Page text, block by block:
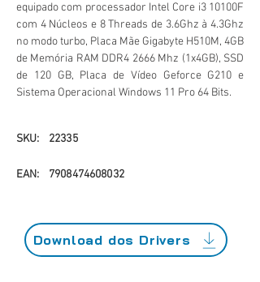
equipado com processador Intel Core i3 10100F
com 4 Núcleos e 8 Threads de 3.6Ghz à 4.3Ghz
no modo turbo, Placa Mãe Gigabyte H510M, 4GB
de Memória RAM DDR4 2666 Mhz (1x4GB), SSD
de 120 GB, Placa de Vídeo Geforce G210 e
Sistema Operacional Windows 11 Pro 64 Bits.
SKU: 22335
EAN: 7908474608032
Download dos Drivers